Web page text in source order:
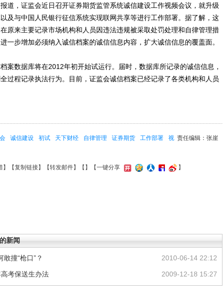
，证监会近日召开证券期货监管系统诚信建设工作视频会议，就升级
及与中国人民银行征信系统实现联网共享等进行工作部署。据了解，这
原来主要记录市场机构和人员因违法违规被采取处罚处理和自律管理措
一步增加必须纳入诚信档案的诚信信息内容，扩大诚信信息的覆盖面。
数据库将在2012年初开始试运行。届时，数据库所记录的诚信信息，
过程记录执法行为。目前，证监会诚信档案已经记录了各类机构和人员
责任编辑：张崖
诚信建设 初试 天下财经 自律管理 证券期货 工作部署
视
】【复制链接】【转发邮件】【 】 【一键分享 】
的新闻
2010-06-14 22:12
敢撞“枪口”？
2009-12-18 15:27
考保送生办法